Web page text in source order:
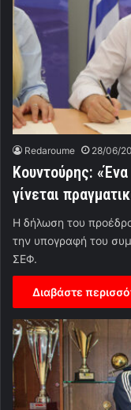
Redaroume 28/06/
Κουντούρης:
γίνεται
Η δήλωση του
την υπογραφή του
ΣΕΦ.
Διαβάστε